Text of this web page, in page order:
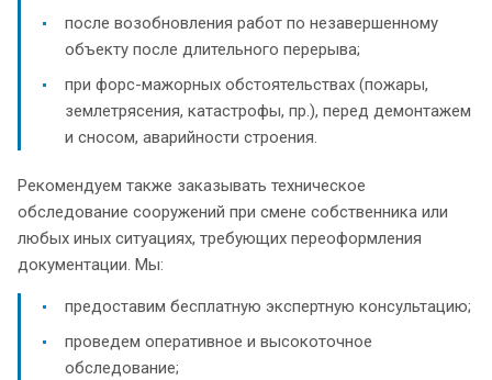
после возобновления работ по незавершенному
объекту после длительного перерыва;
при форс-мажорных обстоятельствах (пожары,
землетрясения, катастрофы, пр.), перед демонтажем
и сносом, аварийности строения.
Рекомендуем также заказывать техническое
обследование сооружений при смене собственника или
любых иных ситуациях, требующих переоформления
документации. Мы:
предоставим бесплатную экспертную консультацию;
проведем оперативное и высокоточное
обследование;